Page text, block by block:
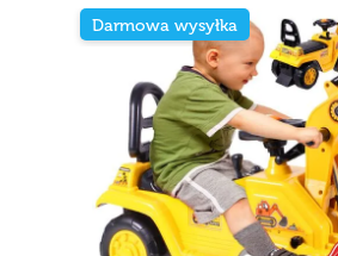
Darmowa wysyłka